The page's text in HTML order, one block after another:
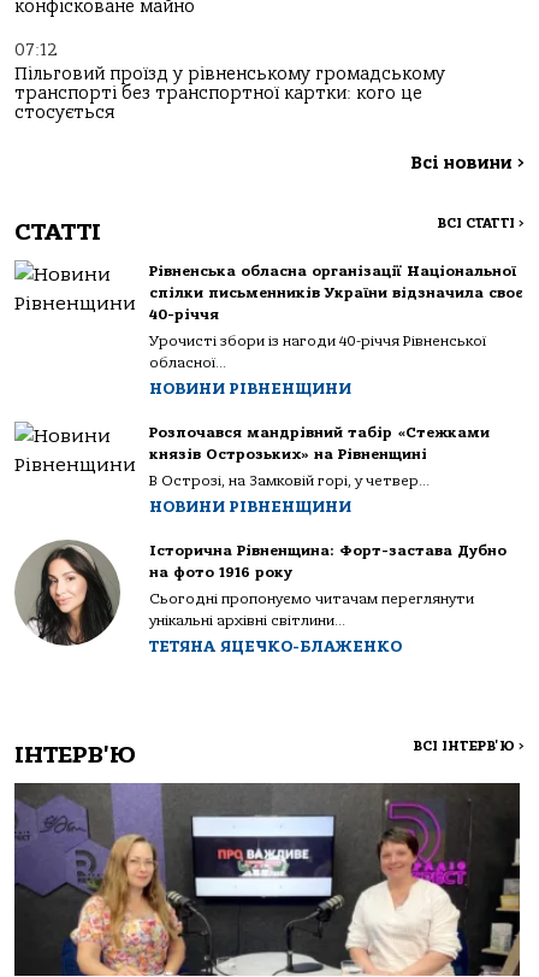
конфісковане майно
07:12
Пільговий проїзд у рівненському громадському
транспорті без транспортної картки: кого це
стосується
Всі новини >
СТАТТІ ВСІ СТАТТІ >
Рівненська обласна організації Національної
спілки письменників України відзначила своє
40-річчя
Урочисті збори із нагоди 40-річчя Рівненської
обласної...
НОВИНИ РІВНЕНЩИНИ
Розпочався мандрівний табір «Стежками
князів Острозьких» на Рівненщині
В Острозі, на Замковій горі, у четвер...
НОВИНИ РІВНЕНЩИНИ
Історична Рівненщина: Форт-застава Дубно
на фото 1916 року
Сьогодні пропонуємо читачам переглянути
унікальні архівні світлини...
ТЕТЯНА ЯЦЕЧКО-БЛАЖЕНКО
ІНТЕРВ'Ю ВСІ ІНТЕРВ'Ю >